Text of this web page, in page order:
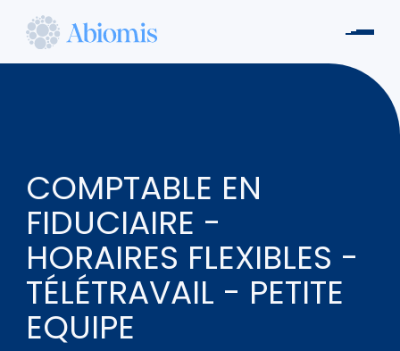
contenu
Abiomis
COMPTABLE EN
FIDUCIAIRE -
HORAIRES FLEXIBLES -
TÉLÉTRAVAIL - PETITE
EQUIPE